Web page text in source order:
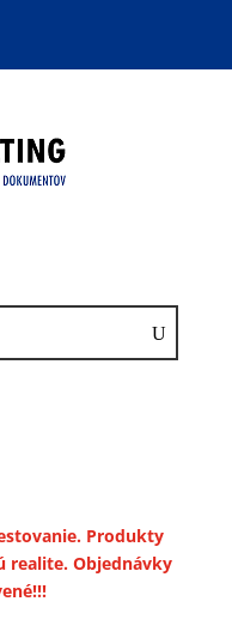
Produkty
realite. Objednávky